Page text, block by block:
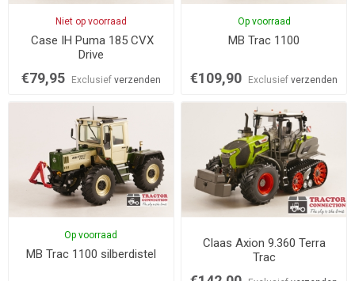
Niet op voorraad
Case IH Puma 185 CVX
Drive
€79,95 Exclusief verzenden
Op voorraad
MB Trac 1100
€109,90 Exclusiefverzenden
Op voorraad
MB Trac 1100 silberdistel
Claas Axion 9.360 Terra
Trac